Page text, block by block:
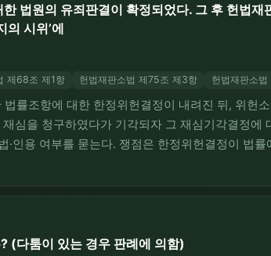
법원의 유죄판결이 확정되었다. 그 후 헌법재
시위’에
제68조 제1항 헌법재판소법 제75조 제3항 헌법재판소
률조항에 대한 한정위헌결정이 내려진 뒤, 위헌
심을 청구하였다가 기각되자 그 재심기각결정에
인용 여부를 묻는다. 쟁점은 한정위헌결정이 법률
한 재판소원이 허용되는지, 한정위헌결정 이전에
제될 수 있는지이다. ㄱ·ㄴ…
(다툼이 있는 경우 판례에 의함)